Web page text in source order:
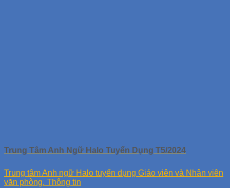
Trung Tâm Anh Ngữ Halo Tuyển Dụng T5/2024
Trung tâm Anh ngữ Halo tuyển dụng Giáo viên và Nhân viên
văn phòng. Thông tin